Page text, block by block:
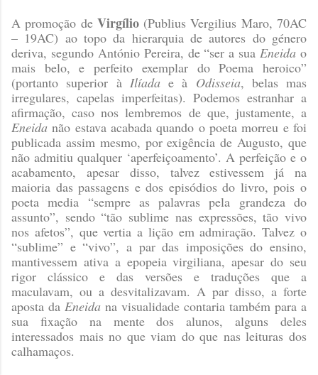
A promoção de Virgílio(Publius Vergilius Maro, 70AC
– 19AC) ao topo da hierarquia de autores do género
deriva, segundo António Pereira, de “ser a suaEneida o
mais belo, e perfeito exemplar do Poema heroico”
(portanto superior à Ilíadae à Odisseia, belas mas
irregulares, capelas imperfeitas). Podemos estranhar a
afirmação, caso nos lembremos de que, justamente, a
Eneidanão estava acabada quando o poeta morreu e foi
publicada assim mesmo, por exigência de Augusto, que
não admitiu qualquer ‘aperfeiçoamento’. A perfeição e o
acabamento, apesar disso, talvez estivessem já na
maioria das passagens e dos episódios do livro, pois o
poeta media “sempre as palavras pela grandeza do
assunto”, sendo “tão sublime nas expressões, tão vivo
nos afetos”, que vertia a lição em admiração. Talvez o
“sublime” e “vivo”, a par das imposições do ensino,
mantivessem ativa a epopeia virgiliana, apesar do seu
rigor clássico e das versões e traduções que a
maculavam, ou a desvitalizavam. A par disso, a forte
aposta da Eneida na visualidade contaria também para a
sua fixação na mente dos alunos, alguns deles
interessados mais no que viam do que nas leituras dos
calhamaços.